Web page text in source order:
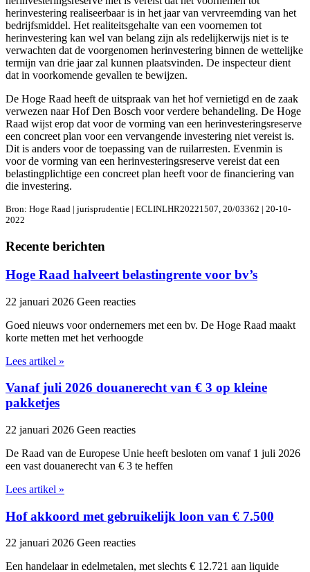
herinvestering realiseerbaar is in het jaar van vervreemding van het
bedrijfsmiddel. Het realiteitsgehalte van een voornemen tot
herinvestering kan wel van belang zijn als redelijkerwijs niet is te
verwachten dat de voorgenomen herinvestering binnen de wettelijke
termijn van drie jaar zal kunnen plaatsvinden. De inspecteur dient
dat in voorkomende gevallen te bewijzen.
De Hoge Raad heeft de uitspraak van het hof vernietigd en de zaak
verwezen naar Hof Den Bosch voor verdere behandeling. De Hoge
Raad wijst erop dat voor de vorming van een herinvesteringsreserve
een concreet plan voor een vervangende investering niet vereist is.
Dit is anders voor de toepassing van de ruilarresten. Evenmin is
voor de vorming van een herinvesteringsreserve vereist dat een
belastingplichtige een concreet plan heeft voor de financiering van
die investering.
Bron: Hoge Raad | jurisprudentie | ECLINLHR20221507, 20/03362 | 20-10-
2022
Recente berichten
Hoge Raad halveert belastingrente voor bv’s
22 januari 2026 Geen reacties
Goed nieuws voor ondernemers met een bv. De Hoge Raad maakt
korte metten met het verhoogde
Lees artikel »
Vanaf juli 2026 douanerecht van € 3 op kleine
pakketjes
22 januari 2026 Geen reacties
De Raad van de Europese Unie heeft besloten om vanaf 1 juli 2026
een vast douanerecht van € 3 te heffen
Lees artikel »
Hof akkoord met gebruikelijk loon van € 7.500
22 januari 2026 Geen reacties
Een handelaar in edelmetalen, met slechts € 12.721 aan liquide